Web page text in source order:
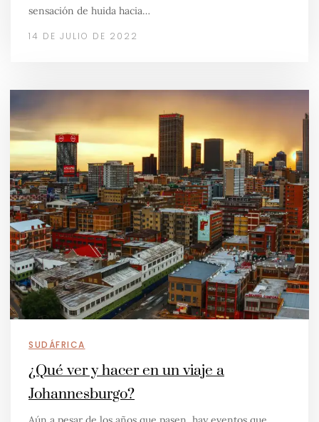
sensación de huida hacia…
14 DE JULIO DE 2022
SUDÁFRICA
¿Qué ver y hacer en un viaje a
Johannesburgo?